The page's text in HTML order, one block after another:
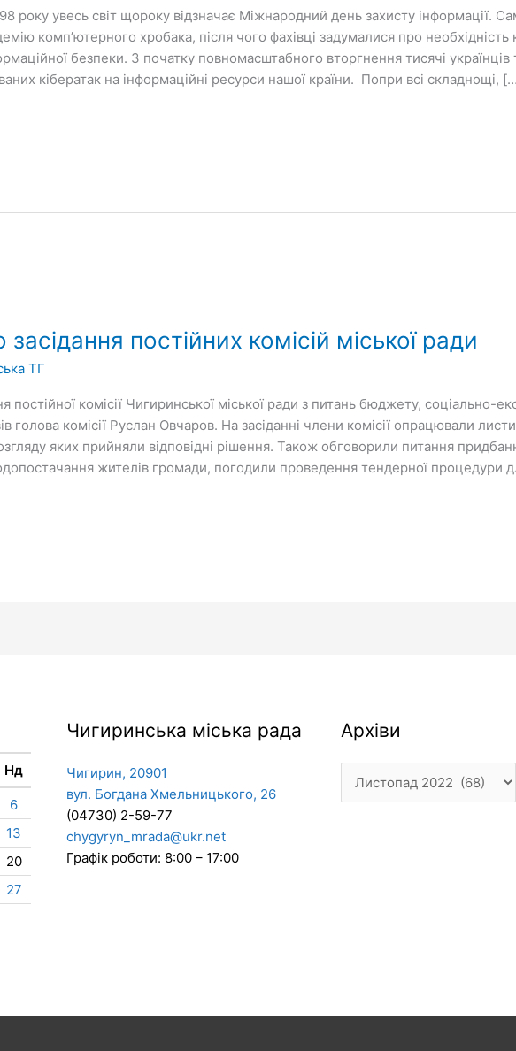
року увесь світ щороку відзначає Міжнародний день захисту інформації.
комп’ютерного хробака, після чого фахівці задумалися про
безпеки. З початку повномасштабного вторгнення тисячі українців
кібератак на інформаційні ресурси нашої країни. Попри всі складнощі,
постійних комісій міської ради
ТГ
постійної комісії Чигиринської міської ради з питань бюджету, соціально-
голова комісії Руслан Овчаров. На засіданні члени комісії опрацювали
яких прийняли відповідні рішення. Також обговорили питання
жителів громади, погодили проведення тендерної процедури
Нд
6
13
20
27
Чигиринська міська рада
Чигирин, 20901
вул. Богдана Хмельницького, 26
(04730) 2-59-77
chygyryn_mrada@ukr.net
Графік роботи: 8:00 – 17:00
Архіви
Архіви